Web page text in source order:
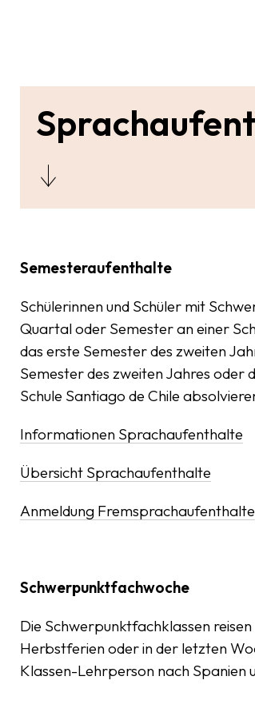
Semesteraufenthalte
Schülerinnen und Schüler mit
Quartal oder Semester an einer
das erste Semester des zweiten
Semester des zweiten Jahres oder
Schule Santiago de Chile
Informationen Sprachaufenthalte
Übersicht Sprachaufenthalte
Anmeldung Fremsprachaufenthalte
Schwerpunktfachwoche
Die Schwerpunktfachklassen
Herbstferien oder in der letzten
Klassen-Lehrperson nach Spanien